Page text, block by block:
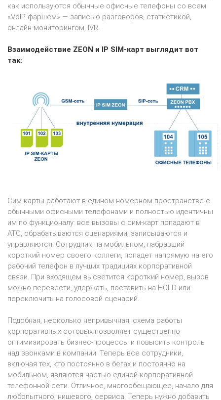
как используются обычные офисные телефоны со всем
«VoIP фаршем» — записью разговоров, статистикой,
онлайн-мониторингом, IVR.
Взаимодействие ZEON и IP SIM-карт выглядит вот
так:
Сим-карты работают в едином номерном пространстве с
обычными офисными телефонами и полностью идентичны
им по функционалу: все вызовы с сим-карт попадают в
АТС, обрабатываются сценариями, записываются и
управляются. Сотрудник на мобильном, набравший
короткий номер своего коллеги, попадет напрямую на его
рабочий телефон в лучших традициях корпоративной
связи. При входящем высветится короткий номер, вызов
можно перевести, удержать, поставить на HOLD или
переключить на голосовой сценарий.
Подобная, несколько непривычная, схема работы
корпоративных сотовых позволяет существенно
оптимизировать бизнес-процессы и повысить контроль
над звонками в компании. Теперь все сотрудники,
включая тех, кто постоянно в бегах и постоянно на
мобильном, являются частью единой корпоративной
телефонной сети. Отличное, многообещающее, начало для
любопытного, нишевого, сервиса. Теперь нужно добавить